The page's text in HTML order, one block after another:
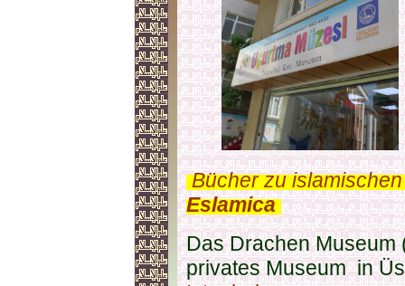
.Bücher zu
Eslamica.
Das Drachen Museum
privates Museum in